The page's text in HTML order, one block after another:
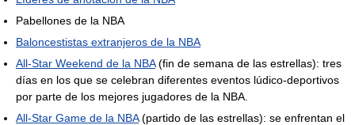
Pabellones de la NBA
Baloncestistas extranjeros de la NBA
All-Star Weekend de la NBA(fin de semana de las estrellas): tres
días en los que se celebran diferentes eventos lúdico-deportivos
por parte de los mejores jugadores de la NBA.
All-Star Game de la NBA(partido de las estrellas): se enfrentan el